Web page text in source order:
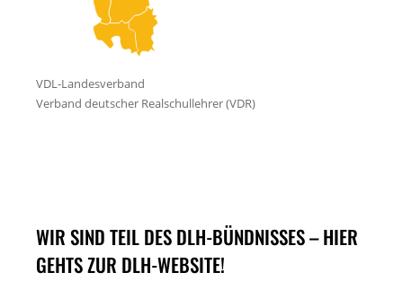
WIR SIND TEIL DES DLH-BÜNDNISSES – HIER
GEHTS ZUR DLH-WEBSITE!